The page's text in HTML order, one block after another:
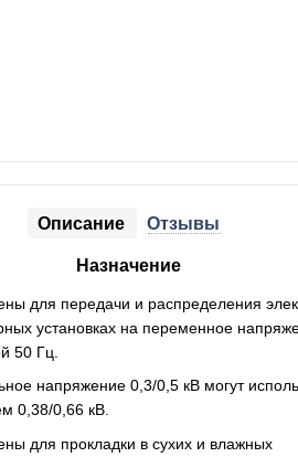
Описание Отзывы
Назначение
для передачи и распределения
установках на переменное
50 Гц.
напряжение 0,3/0,5 кВ могут
0,38/0,66 кВ.
для прокладки в сухих и влажных